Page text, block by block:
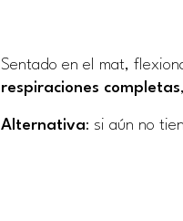
Sentado en el mat,
respiraciones completas
Alternativa: si aún no